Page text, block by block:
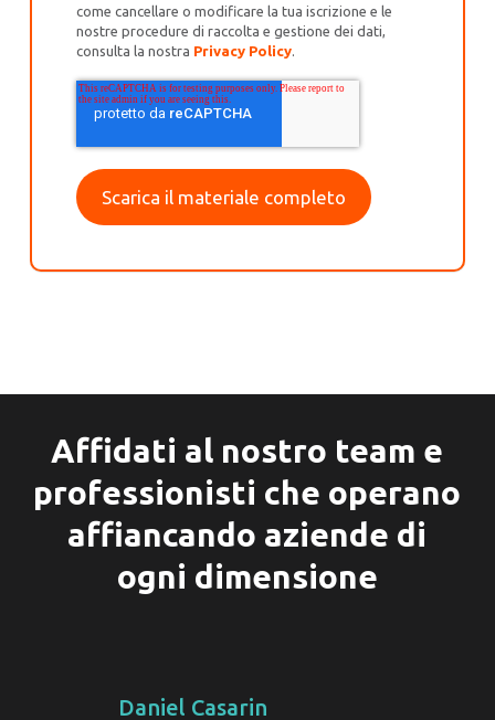
come cancellare o modificare la tua iscrizione e le
nostre procedure di raccolta e gestione dei dati,
consulta la nostra Privacy Policy
Affidati al nostro team e
professionisti che operano
affiancando aziende di
ogni dimensione
Daniel Casarin